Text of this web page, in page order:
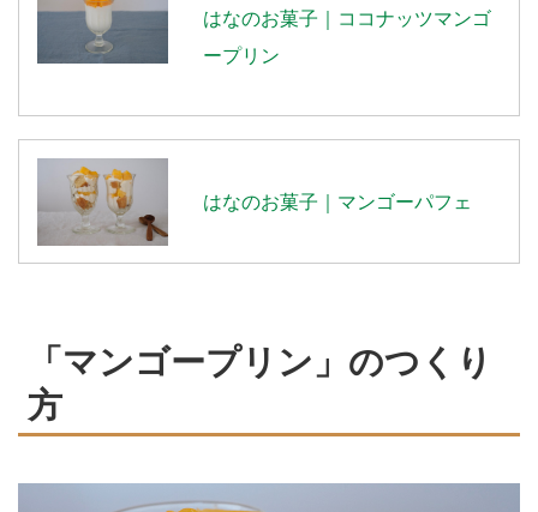
はなのお菓子｜ココナッツマンゴ
ープリン
はなのお菓子｜マンゴーパフェ
「マンゴープリン」のつくり
方